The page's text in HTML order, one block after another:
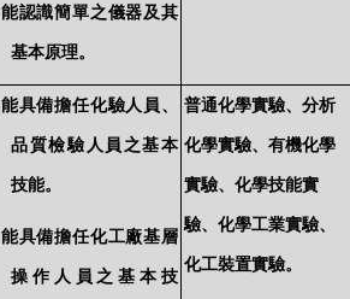
能認識簡單之儀器及其
基本原理。
能具備擔任化驗人員、
品質檢驗人員之基本
技能。
能具備擔任化工廠基層
操作人員之基本技
普通化學實驗、分析
化學實驗、有機化學
實驗、化學技能實
驗、化學工業實驗、
化工裝置實驗。